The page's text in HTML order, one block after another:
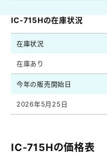
IC-715Hの在庫状況
在庫状況
在庫あり
今年の販売開始日
2026年5月25日
IC-715Hの価格表